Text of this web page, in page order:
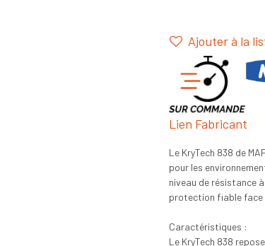
Ajouter à la
Lien Fabricant
Le KryTech 838 de
pour les
niveau de résistance
protection fiable face
Caractéristiques :
Le KryTech 838